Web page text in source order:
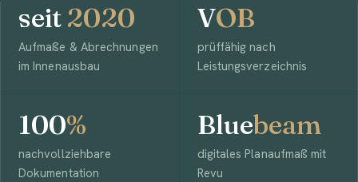
seit2020
Aufmaße & Abrechnungen
im Innenausbau
VOB
prüffähig nach
Leistungsverzeichnis
100%
nachvollziehbare
Dokumentation
Bluebeam
digitales Planaufmaß mit
Revu